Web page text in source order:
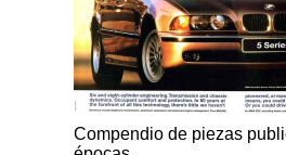
Compendio de piezas